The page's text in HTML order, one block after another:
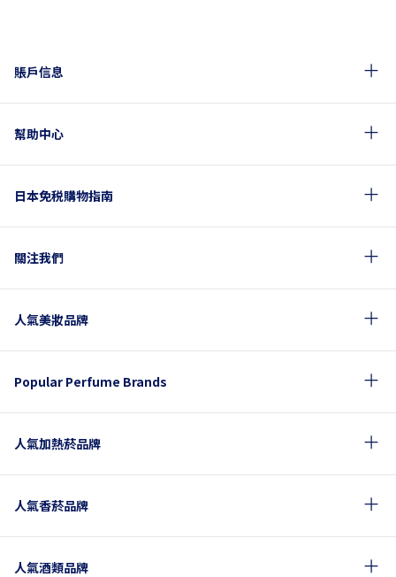
賬戶信息
幫助中心
日本免税購物指南
關注我們
人氣美妝品牌
Popular Perfume Brands
人氣加熱菸品牌
人氣香菸品牌
人氣酒類品牌